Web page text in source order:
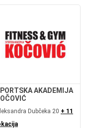
AKADEMIJA
Dubčeka 20 + 11